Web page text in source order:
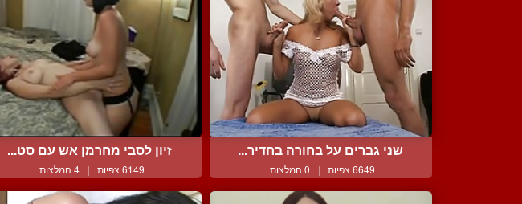
שני גברים על בחורה בחדיר...
6649 צפיות | 0 המלצות
זיון לסבי מחרמן אש עם סט...
6149 צפיות | 4 המלצות